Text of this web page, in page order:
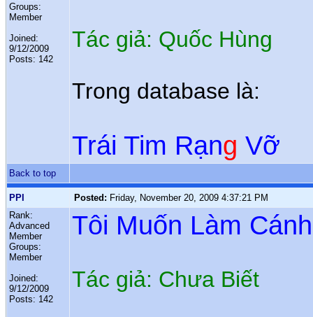
Groups:
Member
Joined:
9/12/2009
Posts: 142
Tác giả: Quốc Hùng
Trong database là:
Trái Tim Rạng Vỡ
Back to top
PPI Posted: Friday, November 20, 2009 4:37:21 PM
Rank:
Advanced
Member
Groups:
Member
Joined:
9/12/2009
Posts: 142
Tôi Muốn Làm
Tác giả: Chưa Biết